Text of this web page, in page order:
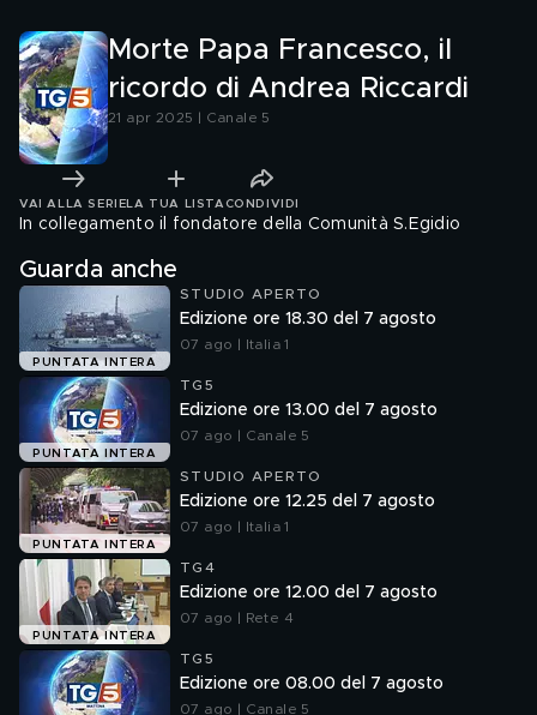
Morte Papa Francesco, il
ricordo di Andrea Riccardi
21 apr 2025 | Canale 5
VAI ALLA SERIE LA TUA LISTA CONDIVIDI
In collegamento il fondatore della Comunità S.Egidio
Guarda anche
PUNTATA INTERA
STUDIO APERTO
Edizione ore 18.30 del 7 agosto
07 ago | Italia 1
PUNTATA INTERA
TG5
Edizione ore 13.00 del 7 agosto
07 ago | Canale 5
PUNTATA INTERA
STUDIO APERTO
Edizione ore 12.25 del 7 agosto
07 ago | Italia 1
PUNTATA INTERA
TG4
Edizione ore 12.00 del 7 agosto
07 ago | Rete 4
TG5
Edizione ore 08.00 del 7 agosto
07 ago | Canale 5